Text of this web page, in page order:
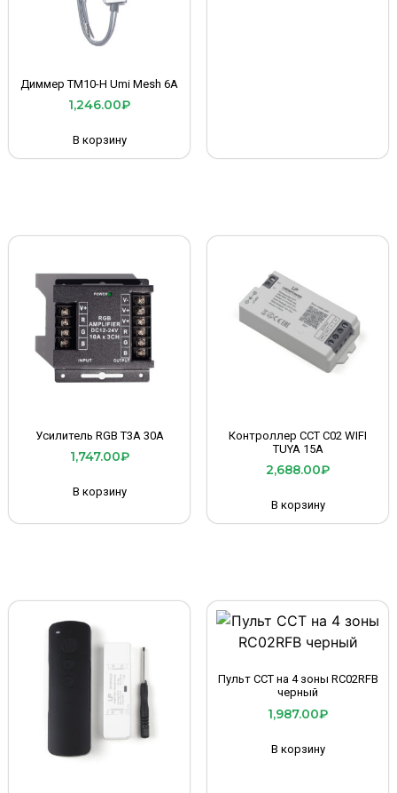
Диммер TM10-H Umi Mesh 6A
1,246.00₽
В корзину
Усилитель RGB T3A 30A
1,747.00₽
В корзину
Контроллер CCT C02 WIFI
TUYA 15A
2,688.00₽
В корзину
Пульт CCT на 4 зоны RC02RFB
черный
1,987.00₽
В корзину